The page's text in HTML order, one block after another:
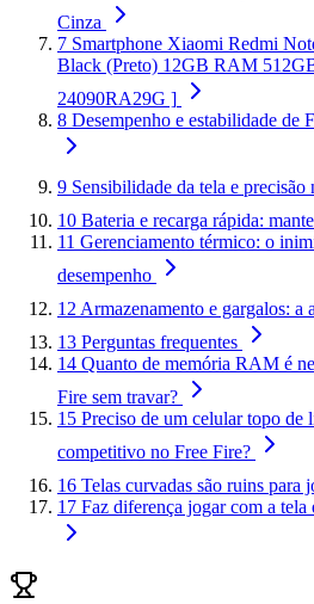
Cinza
7 Smartphone Xiaomi Redmi
Black (Preto) 12GB RAM
24090RA29G ]
8 Desempenho e estabilidade de
9 Sensibilidade da tela e precisão
10 Bateria e recarga rápida:
11 Gerenciamento térmico: o
desempenho
12 Armazenamento e gargalos: a
13 Perguntas frequentes
14 Quanto de memória RAM é
Fire sem travar?
15 Preciso de um celular topo de
competitivo no Free Fire?
16 Telas curvadas são ruins para
17 Faz diferença jogar com a